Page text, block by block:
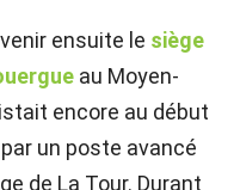
ensuite le siège
au Moyen-
encore au début
un poste avancé
de La Tour. Durant